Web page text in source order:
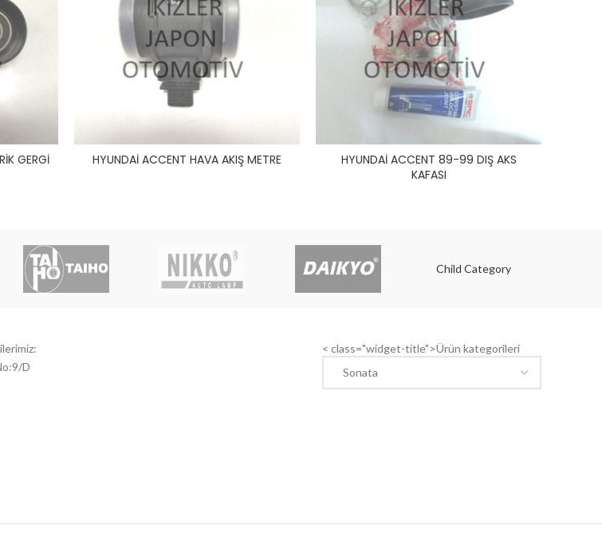
GERGİ
HYUNDAİ ACCENT HAVA AKIŞ METRE
HYUNDAİ ACCENT 89-99 DIŞ AKS
KAFASI
Child Category
D
< class="widget-title">Ürün kategorileri